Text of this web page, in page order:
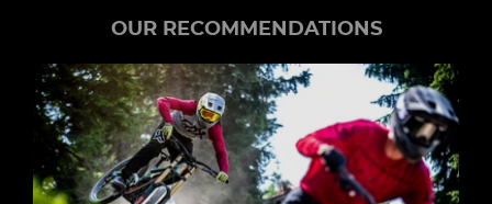
OUR RECOMMENDATIONS